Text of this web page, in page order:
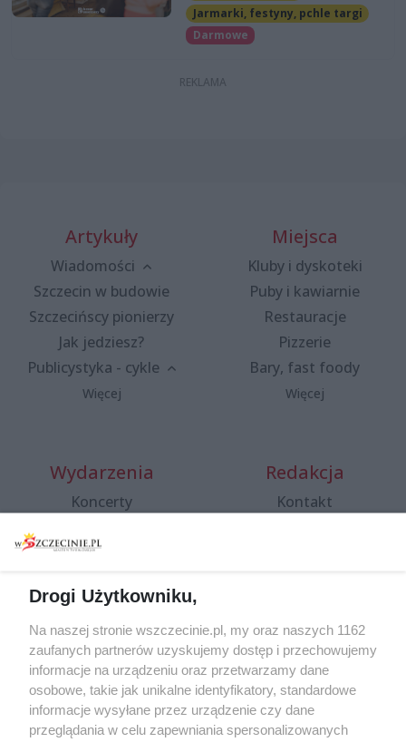
Jarmarki, festyny, pchle targi
Darmowe
Artykuły
Wiadomości
Szczecin w budowie
Szczecińscy pionierzy
Jak jedziesz?
Publicystyka - cykle
Więcej
Miejsca
Kluby i dyskoteki
Puby i kawiarnie
Restauracje
Pizzerie
Bary, fast foody
Więcej
Wydarzenia
Koncerty
Spacery i oprowadzania
targi
Wernisaże
Więcej
Redakcja
Kontakt
Specjalny koncert z okazji
20. urodzin portalu
wSzczecinie.pl
Regulamin konkursów
śniadaniówka "Hej
Szczecin! Jest piątek!"
Drogi Użytkowniku,
Na naszej stronie wszczecinie.pl, my oraz naszych 1162
zaufanych partnerów uzyskujemy dostęp i przechowujemy
informacje na urządzeniu oraz przetwarzamy dane
osobowe, takie jak unikalne identyfikatory, standardowe
informacje wysyłane przez urządzenie czy dane
przeglądania w celu zapewniania spersonalizowanych